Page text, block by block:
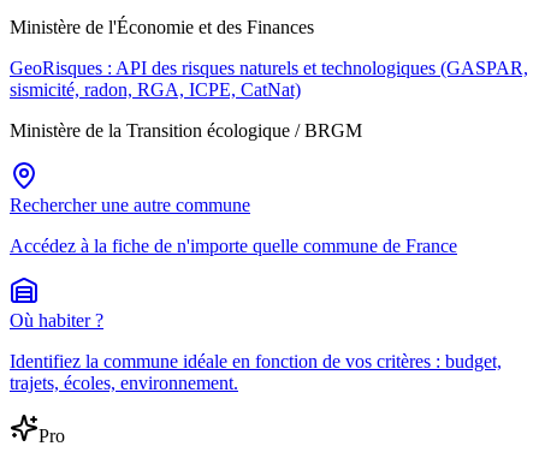
Ministère de l'Économie et des Finances
GeoRisques : API des risques naturels et technologiques (GASPAR,
sismicité, radon, RGA, ICPE, CatNat)
Ministère de la Transition écologique / BRGM
Rechercher une autre commune
Accédez à la fiche de n'importe quelle commune de France
Où habiter ?
Identifiez la commune idéale en fonction de vos critères : budget,
trajets, écoles, environnement.
Pro